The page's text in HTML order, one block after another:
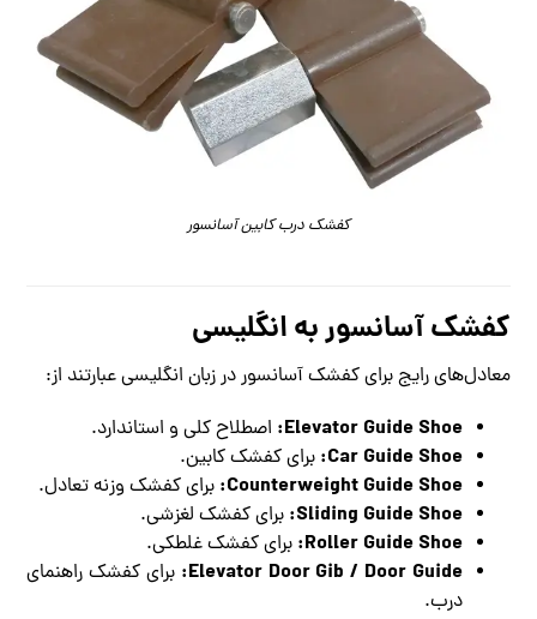
کفشک درب کابین آسانسور
کفشک آسانسور به انگلیسی
معادل‌های رایج برای کفشک آسانسور در زبان انگلیسی عبارتند از:
Elevator Guide Shoe: اصطلاح کلی و استاندارد.
Car Guide Shoe: برای کفشک کابین.
Counterweight Guide Shoe: برای کفشک وزنه تعادل.
Sliding Guide Shoe: برای کفشک لغزشی.
Roller Guide Shoe: برای کفشک غلطکی.
Elevator Door Gib / Door Guide: برای کفشک راهنمای
درب.